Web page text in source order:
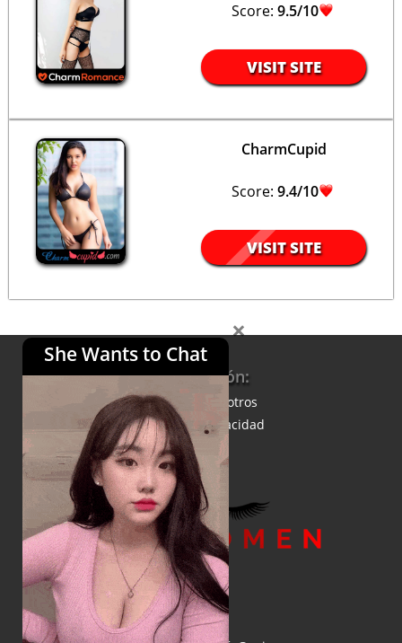
Score: 9.5/10
VISIT SITE
CharmCupid
Score: 9.4/10
VISIT SITE
Información:
Acerca de nosotros
Política de privacidad
She Wants to Chat
×